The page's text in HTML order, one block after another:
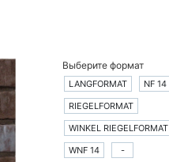
Выберите формат
LANGFORMAT
NF 14
RIEGELFORMAT
WINKEL RIEGELFORMAT
WNF 14
-